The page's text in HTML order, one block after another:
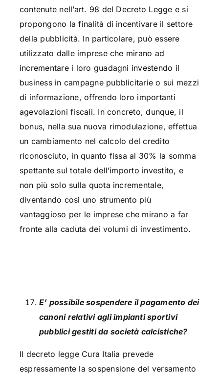
contenute nell’art. 98 del Decreto Legge e si
propongono la finalità di incentivare il settore
della pubblicità. In particolare, può essere
utilizzato dalle imprese che mirano ad
incrementare i loro guadagni investendo il
business in campagne pubblicitarie o sui mezzi
di informazione, offrendo loro importanti
agevolazioni fiscali. In concreto, dunque, il
bonus, nella sua nuova rimodulazione, effettua
un cambiamento nel calcolo del credito
riconosciuto, in quanto fissa al 30% la somma
spettante sul totale dell’importo investito, e
non più solo sulla quota incrementale,
diventando così uno strumento più
vantaggioso per le imprese che mirano a far
fronte alla caduta dei volumi di investimento.
E’ possibile sospendere il pagamento dei
canoni relativi agli impianti sportivi
pubblici gestiti da società calcistiche?
Il decreto legge Cura Italia prevede
espressamente la sospensione del versamento